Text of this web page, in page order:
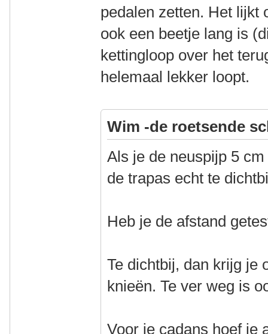
pedalen zetten. Het lijkt
ook een beetje lang is
kettingloop over het
helemaal lekker loopt.
Wim -de roetsende
Als je de neuspijp 5
de trapas echt te
Heb je de afstand
Te dichtbij, dan krijg je
knieën. Te ver weg is
Voor je cadans hoef je